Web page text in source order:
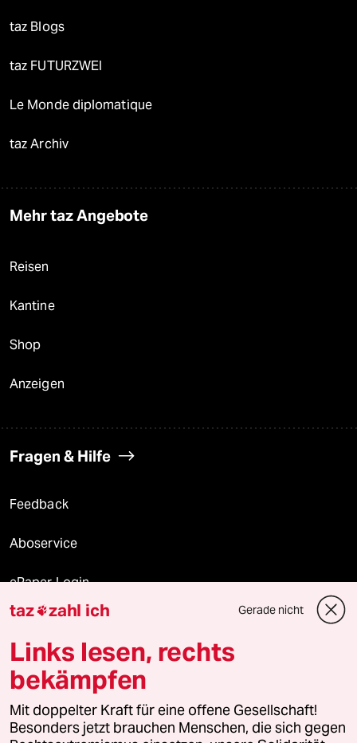
taz Blogs
taz FUTURZWEI
Le Monde diplomatique
taz Archiv
Mehr taz Angebote
Reisen
Kantine
Shop
Anzeigen
Fragen & Hilfe
Feedback
Aboservice
ePaper Login
Downloads für Abonnierende
© 2026 taz Verlags und Vertriebs GmbH
Alle Rechte vorbehalten. Bei rechtlichen Fragen oder für Genehmigungen
wenden Sie sich bitte an
lizenzen@taz.de
taz zahl ich Gerade nicht
Links lesen, rechts
bekämpfen
Mit doppelter Kraft für eine offene Gesellschaft!
Besonders jetzt brauchen Menschen, die sich gegen